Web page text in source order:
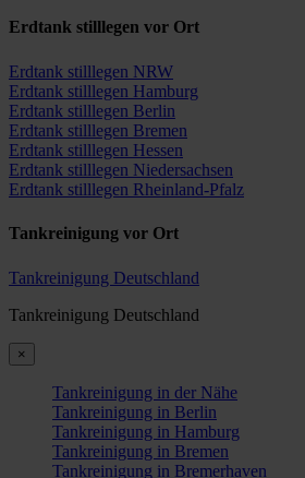
Erdtank stilllegen vor Ort
Erdtank stilllegen NRW
Erdtank stilllegen Hamburg
Erdtank stilllegen Berlin
Erdtank stilllegen Bremen
Erdtank stilllegen Hessen
Erdtank stilllegen Niedersachsen
Erdtank stilllegen Rheinland-Pfalz
Tankreinigung vor Ort
Tankreinigung Deutschland
Tankreinigung Deutschland
×
Tankreinigung in der Nähe
Tankreinigung in Berlin
Tankreinigung in Hamburg
Tankreinigung in Bremen
Tankreinigung in Bremerhaven